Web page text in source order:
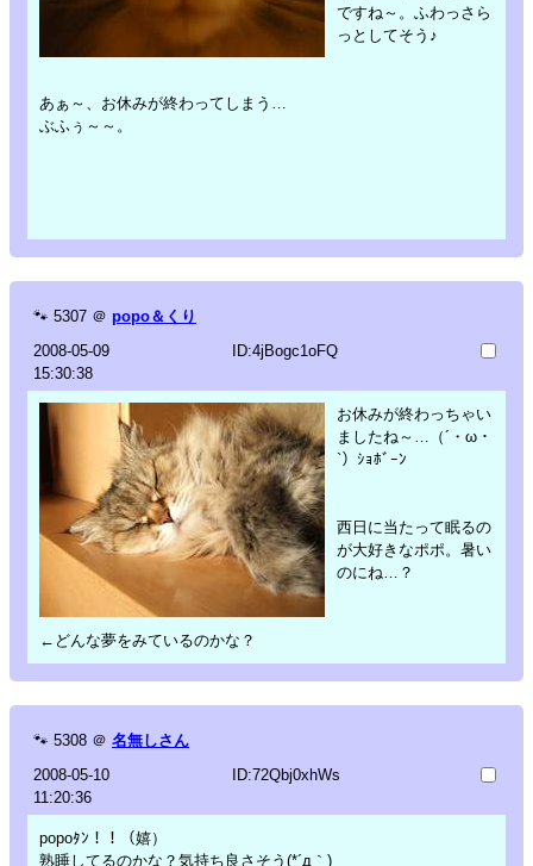
ですね～。ふわっさら
っとしてそう♪
あぁ～、お休みが終わってしまう…
ぶふぅ～～。
🐾 5307 ＠ popo＆くり
2008-05-09
15:30:38
ID:4jBogc1oFQ
お休みが終わっちゃい
ましたね～…（´・ω・
`）ｼｮﾎﾞｰﾝ
西日に当たって眠るの
が大好きなポポ。暑い
のにね…？
←どんな夢をみているのかな？
🐾 5308 ＠ 名無しさん
2008-05-10
11:20:36
ID:72Qbj0xhWs
popoﾀﾝ！！（嬉）
熟睡してるのかな？気持ち良さそう(*´д｀)